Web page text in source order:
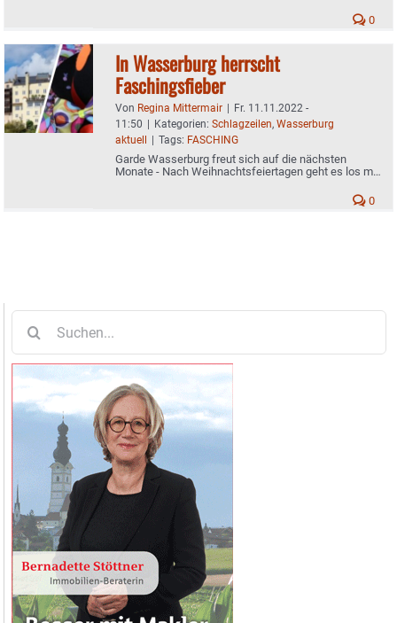
0
In Wasserburg herrscht
Faschingsfieber
Von Regina Mittermair | Fr. 11.11.2022 -
11:50 | Kategorien: Schlagzeilen, Wasserburg
aktuell | Tags: FASCHING
Garde Wasserburg freut sich auf die nächsten
Monate - Nach Weihnachtsfeiertagen geht es los mit
0
nach: